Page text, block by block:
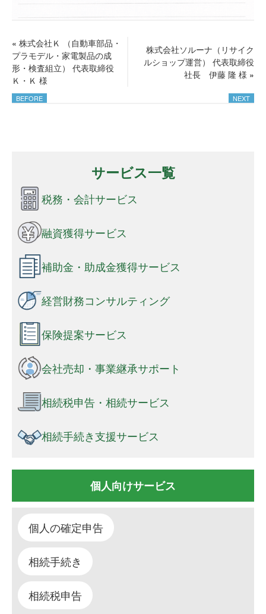
« 株式会社Ｋ （自動車部品・
プラモデル・家電製品の成
形・検査組立） 代表取締役
Ｋ・Ｋ 様
株式会社ソルーナ（リサイク
ルショップ運営） 代表取締役
社長 伊藤 隆 様 »
サービス一覧
税務・会計サービス
融資獲得サービス
補助金・助成金獲得サービス
経営財務コンサルティング
保険提案サービス
会社売却・事業継承サポート
相続税申告・相続サービス
相続手続き支援サービス
個人向けサービス
個人の確定申告
相続手続き
相続税申告